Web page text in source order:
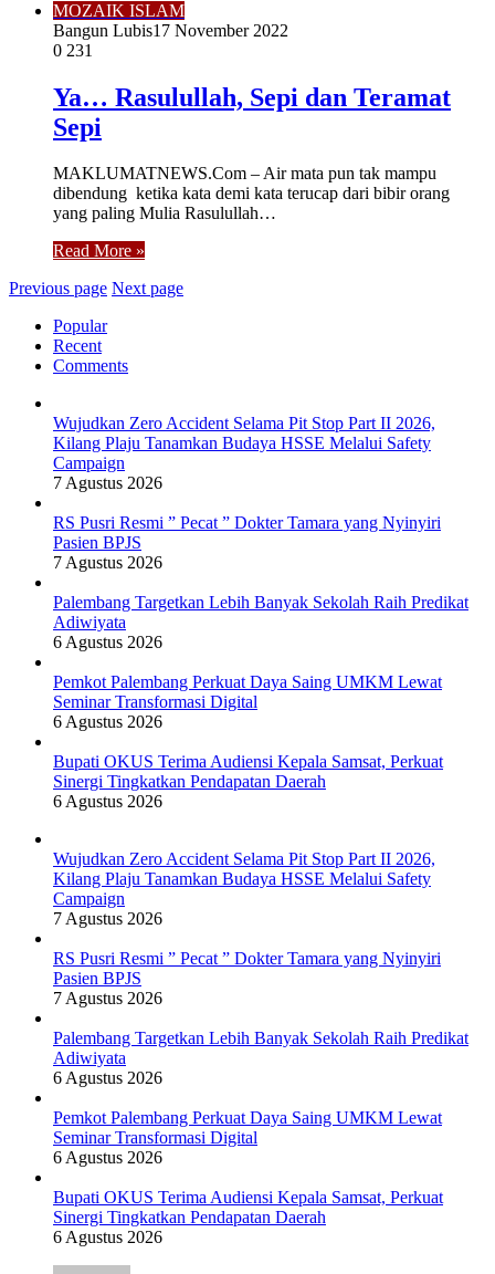
MOZAIK ISLAM
Bangun Lubis17 November 2022
0 231
Ya… Rasulullah, Sepi dan Teramat
Sepi
MAKLUMATNEWS.Com – Air mata pun tak mampu
dibendung ketika kata demi kata terucap dari bibir orang
yang paling Mulia Rasulullah…
Read More »
Previous page Next page
Popular
Recent
Comments
Wujudkan Zero Accident Selama Pit Stop Part II 2026,
Kilang Plaju Tanamkan Budaya HSSE Melalui Safety
Campaign
7 Agustus 2026
RS Pusri Resmi ” Pecat ” Dokter Tamara yang Nyinyiri
Pasien BPJS
7 Agustus 2026
Palembang Targetkan Lebih Banyak Sekolah Raih Predikat
Adiwiyata
6 Agustus 2026
Pemkot Palembang Perkuat Daya Saing UMKM Lewat
Seminar Transformasi Digital
6 Agustus 2026
Bupati OKUS Terima Audiensi Kepala Samsat, Perkuat
Sinergi Tingkatkan Pendapatan Daerah
6 Agustus 2026
Wujudkan Zero Accident Selama Pit Stop Part II 2026,
Kilang Plaju Tanamkan Budaya HSSE Melalui Safety
Campaign
7 Agustus 2026
RS Pusri Resmi ” Pecat ” Dokter Tamara yang Nyinyiri
Pasien BPJS
7 Agustus 2026
Palembang Targetkan Lebih Banyak Sekolah Raih Predikat
Adiwiyata
6 Agustus 2026
Pemkot Palembang Perkuat Daya Saing UMKM Lewat
Seminar Transformasi Digital
6 Agustus 2026
Bupati OKUS Terima Audiensi Kepala Samsat, Perkuat
Sinergi Tingkatkan Pendapatan Daerah
6 Agustus 2026